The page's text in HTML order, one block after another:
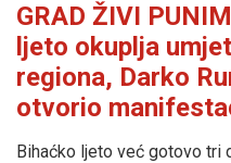
GRAD ŽIVI
ljeto okuplja
regiona, Darko
otvorio
Bihaćko ljeto već gotovo tri